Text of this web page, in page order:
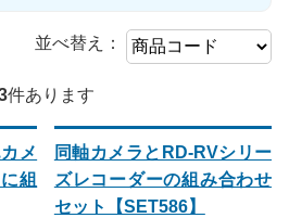
並べ替え：
件あります
メ
組
同軸カメラとRD-RVシリー
ズレコーダーの組み合わせ
セット【SET586】